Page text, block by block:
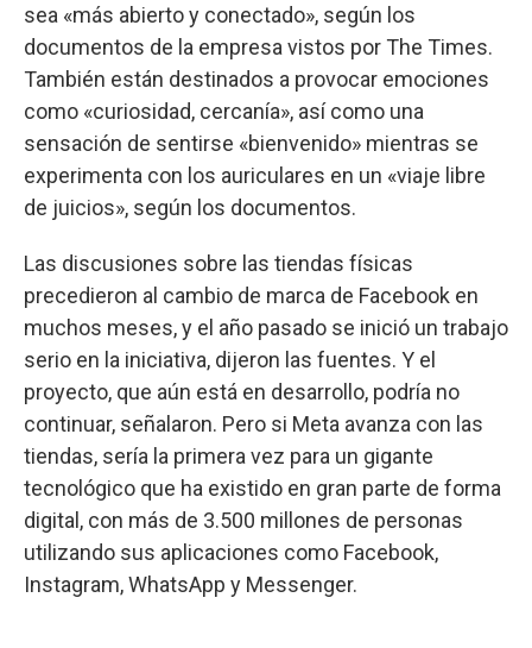
sea «más abierto y conectado», según los
documentos de la empresa vistos por The Times.
También están destinados a provocar emociones
como «curiosidad, cercanía», así como una
sensación de sentirse «bienvenido» mientras se
experimenta con los auriculares en un «viaje libre
de juicios», según los documentos.
Las discusiones sobre las tiendas físicas
precedieron al cambio de marca de Facebook en
muchos meses, y el año pasado se inició un trabajo
serio en la iniciativa, dijeron las fuentes. Y el
proyecto, que aún está en desarrollo, podría no
continuar, señalaron. Pero si Meta avanza con las
tiendas, sería la primera vez para un gigante
tecnológico que ha existido en gran parte de forma
digital, con más de 3.500 millones de personas
utilizando sus aplicaciones como Facebook,
Instagram, WhatsApp y Messenger.